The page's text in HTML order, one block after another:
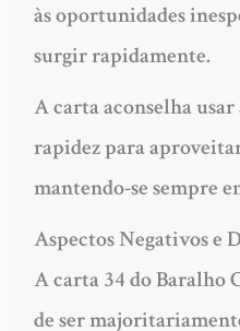
às oportunidades
surgir rapidamente.
A carta aconselha
rapidez para
mantendo-se sempre
Aspectos Negativos e
A carta 34 do Baralho
de ser